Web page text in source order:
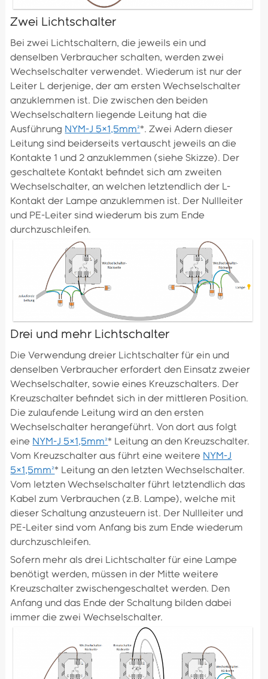
Zwei Lichtschalter
Bei zwei Lichtschaltern, die jeweils ein und
denselben Verbraucher schalten, werden zwei
Wechselschalter verwendet. Wiederum ist nur der
Leiter L derjenige, der am ersten Wechselschalter
anzuklemmen ist. Die zwischen den beiden
Wechselschaltern liegende Leitung hat die
Ausführung NYM-J 5×1,5mm²*. Zwei Adern dieser
Leitung sind beiderseits vertauscht jeweils an die
Kontakte 1 und 2 anzuklemmen (siehe Skizze). Der
geschaltete Kontakt befindet sich am zweiten
Wechselschalter, an welchen letztendlich der L-
Kontakt der Lampe anzuklemmen ist. Der Nullleiter
und PE-Leiter sind wiederum bis zum Ende
durchzuschleifen.
Drei und mehr Lichtschalter
Die Verwendung dreier Lichtschalter für ein und
denselben Verbraucher erfordert den Einsatz zweier
Wechselschalter, sowie eines Kreuzschalters. Der
Kreuzschalter befindet sich in der mittleren Position.
Die zulaufende Leitung wird an den ersten
Wechselschalter herangeführt. Von dort aus folgt
eine NYM-J 5×1,5mm²* Leitung an den Kreuzschalter.
Vom Kreuzschalter aus führt eine weitere NYM-J
5×1,5mm²* Leitung an den letzten Wechselschalter.
Vom letzten Wechselschalter führt letztendlich das
Kabel zum Verbrauchen (z.B. Lampe), welche mit
dieser Schaltung anzusteuern ist. Der Nullleiter und
PE-Leiter sind vom Anfang bis zum Ende wiederum
durchzuschleifen.
Sofern mehr als drei Lichtschalter für eine Lampe
benötigt werden, müssen in der Mitte weitere
Kreuzschalter zwischengeschaltet werden. Den
Anfang und das Ende der Schaltung bilden dabei
immer die zwei Wechselschalter.